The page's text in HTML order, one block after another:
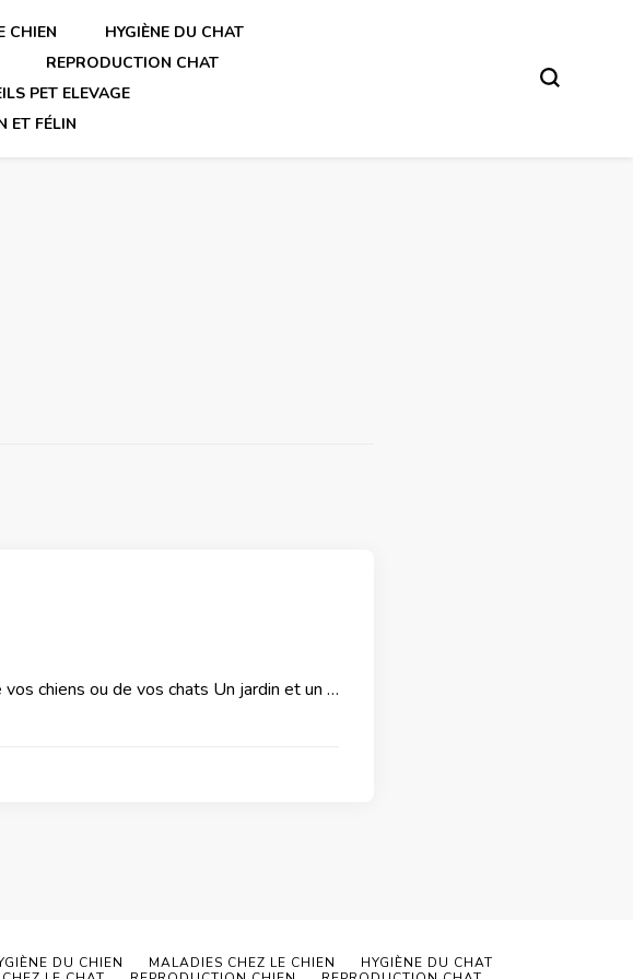
CHIEN
HYGIÈNE DU CHAT
REPRODUCTION CHAT
PET ELEVAGE
ET FÉLIN
chiens ou de vos chats Un jardin et un …
DU CHIEN MALADIES CHEZ LE CHIEN
HYGIÈNE DU CHAT